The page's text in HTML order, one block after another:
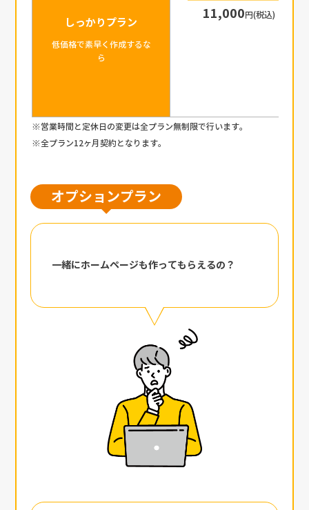
しっかりプラン
低価格で素早く作成するな
ら
11,000円(税込)
※営業時間と定休日の変更は全プラン無制限で行います。
※全プラン12ヶ月契約となります。
オプションプラン
一緒にホームページも作ってもらえるの？